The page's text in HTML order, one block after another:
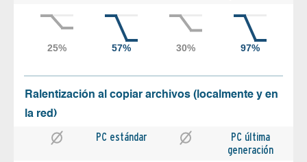
Ralentización al copiar archivos (localmente y en
la red)
PC estándar
PC última
generación